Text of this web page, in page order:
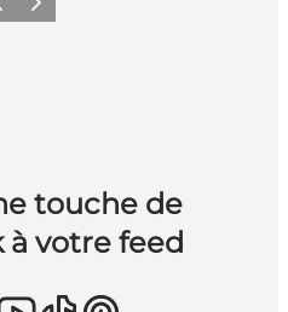
Suivant
touche de
à votre feed